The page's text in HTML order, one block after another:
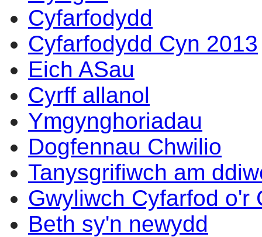
Cyfarfodydd
Cyfarfodydd Cyn 2013
Eich ASau
Cyrff allanol
Ymgynghoriadau
Dogfennau Chwilio
Tanysgrifiwch am
Gwyliwch Cyfarfod o'r
Beth sy'n newydd